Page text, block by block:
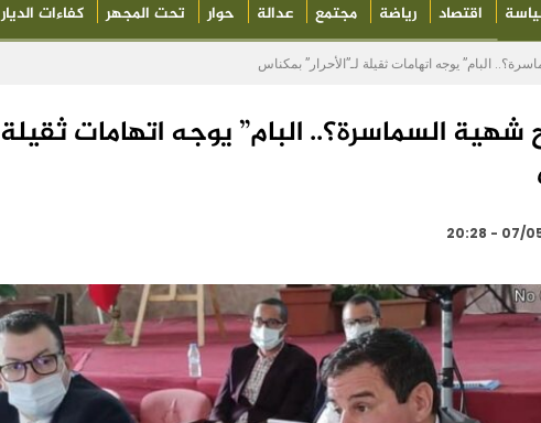
اقتصاد رياضة مجتمع عدالة حوار تحت المجهر كفاءات الديار
البام” يوجه اتهامات ثقيلة لـ”الأحرار” بمكناس
السماسرة؟.. البام” يوجه اتهامات ثقيلة
07/05/